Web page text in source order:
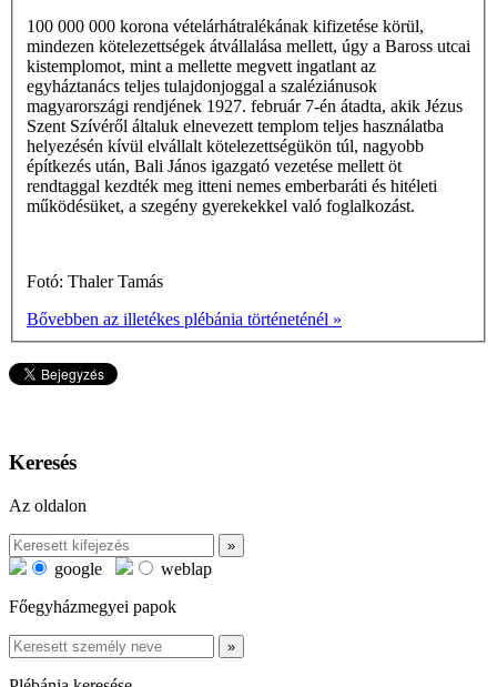
100 000 000 korona vételárhátralékának kifizetése körül,
mindezen kötelezettségek átvállalása mellett, úgy a Baross utcai
kistemplomot, mint a mellette megvett ingatlant az
egyháztanács teljes tulajdonjoggal a szaléziánusok
magyarországi rendjének 1927. február 7-én átadta, akik Jézus
Szent Szívéről általuk elnevezett templom teljes használatba
helyezésén kívül elvállalt kötelezettségükön túl, nagyobb
építkezés után, Bali János igazgató vezetése mellett öt
rendtaggal kezdték meg itteni nemes emberbaráti és hitéleti
működésüket, a szegény gyerekekkel való foglalkozást.
Fotó: Thaler Tamás
Bővebben az illetékes plébánia történeténél »
Keresés
Az oldalon
google
weblap
Főegyházmegyei papok